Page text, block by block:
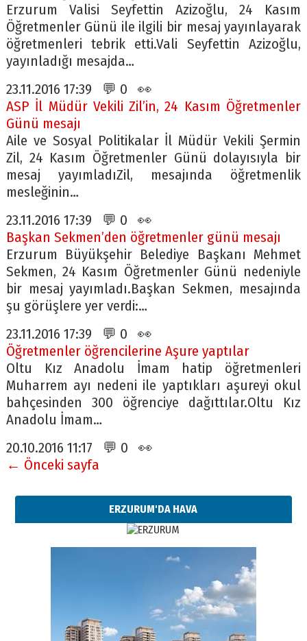
Erzurum Valisi Seyfettin Azizoğlu, 24 Kasım
Öğretmenler Günü ile ilgili bir mesaj yayınlayarak
öğretmenleri tebrik etti.Vali Seyfettin Azizoğlu,
yayınladığı mesajda…
23.11.2016 17:39 💬 0 👀
ASP İl Müdür Vekili Zil’in, 24 Kasım Öğretmenler
Günü mesajı
Aile ve Sosyal Politikalar İl Müdür Vekili Şermin
Zil, 24 Kasım Öğretmenler Günü dolayısıyla bir
mesaj yayımladıZil, mesajında öğretmenlik
mesleğinin…
23.11.2016 17:39 💬 0 👀
Başkan Sekmen’den öğretmenler günü mesajı
Erzurum Büyükşehir Belediye Başkanı Mehmet
Sekmen, 24 Kasım Öğretmenler Günü nedeniyle
bir mesaj yayımladı.Başkan Sekmen, mesajında
şu görüşlere yer verdi:…
23.11.2016 17:39 💬 0 👀
Öğretmenler öğrencilerine Aşure yaptılar
Oltu Kız Anadolu İmam hatip öğretmenleri
Muharrem ayı nedeni ile yaptıkları aşureyi okul
bahçesinden 300 öğrenciye dağıttılar.Oltu Kız
Anadolu İmam…
20.10.2016 11:17 💬 0 👀
← Önceki sayfa
ERZURUM'DA HAVA